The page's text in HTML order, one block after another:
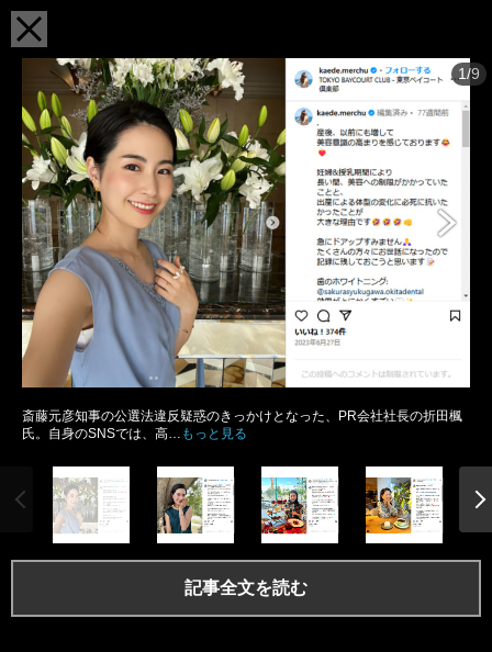
1/9
斎藤元彦知事の公選法違反疑惑のきっかけとなった、PR会社社長の折田楓
氏。自身のSNSでは、高…
もっと見る
記事全文を読む